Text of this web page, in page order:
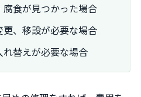
食が見つかった場合
、移設が必要な場合
替えが必要な場合